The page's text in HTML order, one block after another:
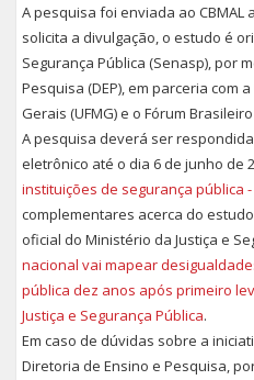
A pesquisa foi enviada ao CBMAL
solicita a divulgação, o estudo é
Segurança Pública (Senasp), por
Pesquisa (DEP), em parceria com
Gerais (UFMG) e o Fórum
A pesquisa deverá ser
eletrônico até o dia 6 de junho de
instituições de segurança pública -
complementares acerca do
oficial do Ministério da Justiça e
nacional vai mapear
pública dez anos após primeiro
Justiça e Segurança Pública.
Em caso de dúvidas sobre a
Diretoria de Ensino e Pesquisa,